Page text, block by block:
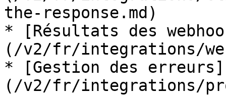
the-response.md)
* [Résultats des
(/v2/fr/integrations/
* [Gestion des erreurs]
(/v2/fr/integrations/